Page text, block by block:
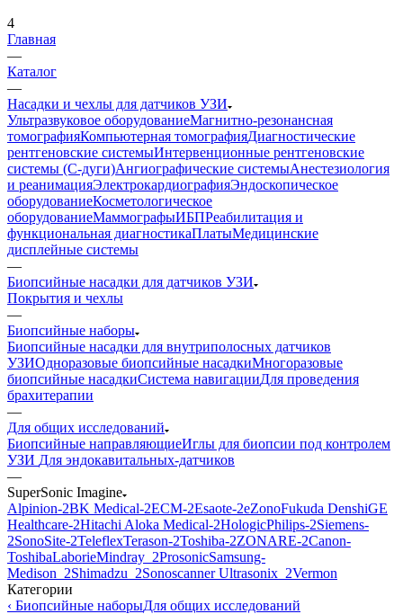
4
Главная
—
Каталог
—
Насадки и чехлы для датчиков УЗИ
Ультразвуковое оборудованиеМагнитно-резонансная
томографияКомпьютерная томографияДиагностические
рентгеновские системыИнтервенционные рентгеновские
системы (С-дуги)Ангиографические системыАнестезиология
и реанимацияЭлектрокардиографияЭндоскопическое
оборудованиеКосметологическое
оборудованиеМаммографыИБПРеабилитация и
функциональная диагностикаПлатыМедицинские
дисплейные системы
—
Биопсийные насадки для датчиков УЗИ
Покрытия и чехлы
—
Биопсийные наборы
Биопсийные насадки для внутриполосных датчиков
УЗИОдноразовые биопсийные насадкиМногоразовые
биопсийные насадкиСистема навигацииДля проведения
брахитерапии
—
Для общих исследований
Биопсийные направляющиеИглы для биопсии под контролем
УЗИ Для эндокавитальных-датчиков
—
SuperSonic Imagine
Alpinion-2BK Medical-2ECM-2Esaote-2eZonoFukuda DenshiGE
Healthcare-2Hitachi Aloka Medical-2HologicPhilips-2Siemens-
2SonoSite-2TeleflexTerason-2Toshiba-2ZONARE-2Canon-
ToshibaLaborieMindray_2ProsonicSamsung-
Medison_2Shimadzu_2SonoscannerUltrasonix_2Vermon
Категории
‹ Биопсийные наборыДля общих исследований